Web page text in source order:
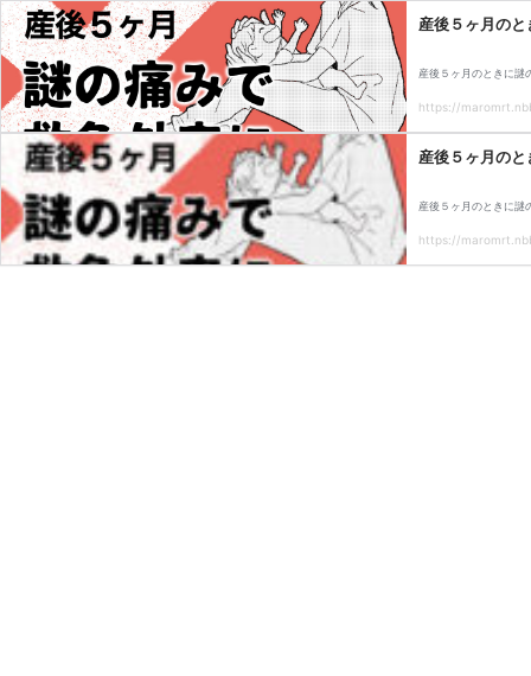
産後５ヶ月の
産後５ヶ月のときに謎
https://
産後５ヶ月の
産後５ヶ月のときに謎
https://